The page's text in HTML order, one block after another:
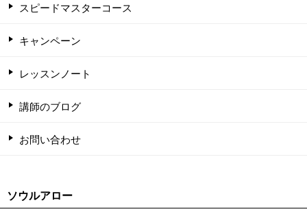
スピードマスターコース
キャンペーン
レッスンノート
講師のブログ
お問い合わせ
ソウルアロー